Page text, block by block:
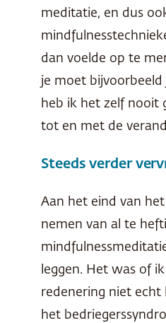
meditatie, en dus
dan voelde op te
je moet bijvoorbeeld
heb ik het zelf nooit
tot en met de
Steeds verder
Aan het eind van
nemen van al te
leggen. Het was of
redenering niet echt
het